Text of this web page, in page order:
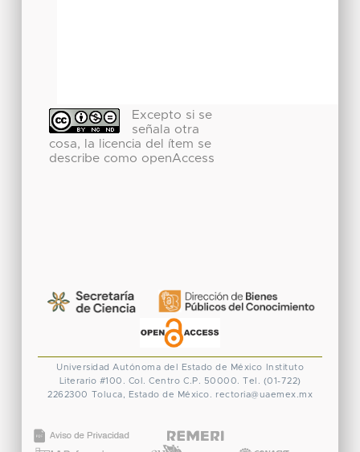
Excepto si se
señala otra
cosa, la licencia del ítem se
describe como openAccess
Universidad Autónoma del Estado de México
Instituto
Literario #100. Col. Centro C.P. 50000. Tel. (01-722)
2262300
Toluca, Estado de México. rectoria@uaemex.mx